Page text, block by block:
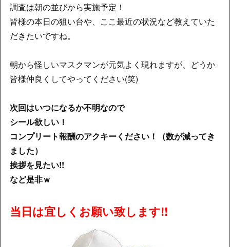
調査は朝の並びから実施予定！
皆様の本日の狙い台や、ここ最近の状況など教えていた
だきたいですね。
朝から怪しいマスクマンが元気よく現れますが、どうか
皆様仲良くしてやってください(笑)
次回はいつになるか不明なので
シール欲しい！
コンプリート報酬のアクキーください！（数が減ってき
ました）
挨拶を見たい!!
など是非ｗ
当日は宜しくお願い致します!!